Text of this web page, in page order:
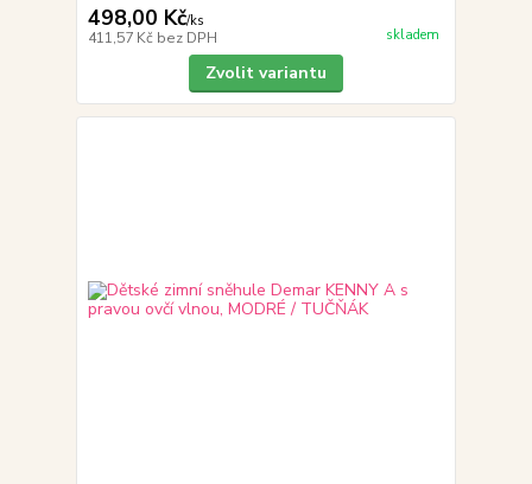
498,00 Kč/ks
411,57 Kč bez DPH skladem
Zvolit variantu